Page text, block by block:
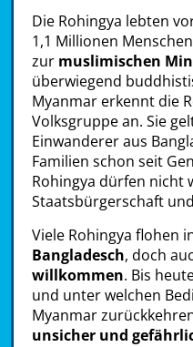
Die Rohingya lebten
1,1 Millionen
zur muslimischen
überwiegend
Myanmar erkennt die
Volksgruppe an. Sie
Einwanderer aus
Familien schon seit
Rohingya dürfen nicht
Staatsbürgerschaft
Viele Rohingya flohen
Bangladesch, doch
willkommen. Bis
und unter welchen
Myanmar
unsicher und